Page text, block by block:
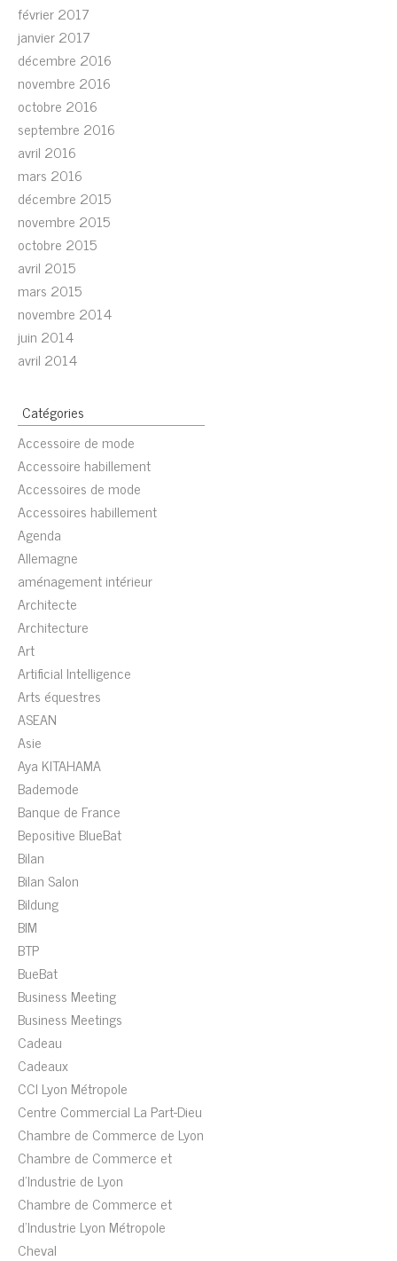
février 2017
janvier 2017
décembre 2016
novembre 2016
octobre 2016
septembre 2016
avril 2016
mars 2016
décembre 2015
novembre 2015
octobre 2015
avril 2015
mars 2015
novembre 2014
juin 2014
avril 2014
Catégories
Accessoire de mode
Accessoire habillement
Accessoires de mode
Accessoires habillement
Agenda
Allemagne
aménagement intérieur
Architecte
Architecture
Art
Artificial Intelligence
Arts équestres
ASEAN
Asie
Aya KITAHAMA
Bademode
Banque de France
Bepositive BlueBat
Bilan
Bilan Salon
Bildung
BIM
BTP
BueBat
Business Meeting
Business Meetings
Cadeau
Cadeaux
CCI Lyon Métropole
Centre Commercial La Part-Dieu
Chambre de Commerce de Lyon
Chambre de Commerce et
d'Industrie de Lyon
Chambre de Commerce et
d'Industrie Lyon Métropole
Cheval